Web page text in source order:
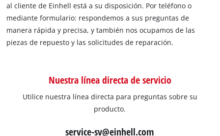
al cliente de Einhell está a su disposición. Por teléfono o
mediante formulario: respondemos a sus preguntas de
manera rápida y precisa, y también nos ocupamos de las
piezas de repuesto y las solicitudes de reparación.
Nuestra línea directa de servicio
Utilice nuestra línea directa para preguntas sobre su
producto.
service-sv@einhell.com